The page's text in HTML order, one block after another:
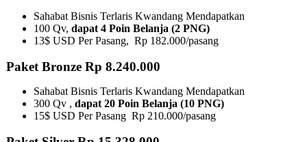
Sahabat Bisnis Terlaris Kwandang Mendapatkan
100 Qv, dapat 4 Poin Belanja (2 PNG)
13$ USD Per Pasang, Rp 182.000/pasang
Paket Bronze Rp 8.240.000
Sahabat Bisnis Terlaris Kwandang Mendapatkan
300 Qv , dapat 20 Poin Belanja (10 PNG)​
15$ USD Per Pasang Rp 210.000/pasang